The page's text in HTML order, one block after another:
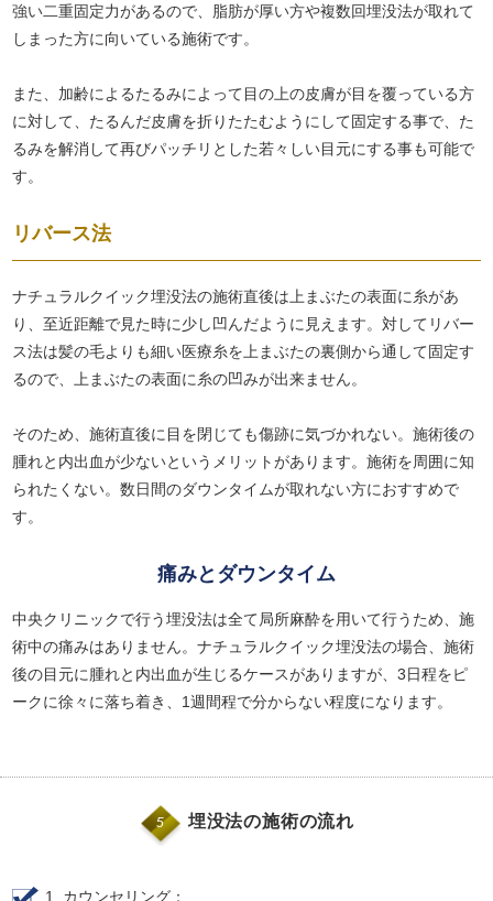
強い二重固定力があるので、脂肪が厚い方や複数回埋没法が取れて
しまった方に向いている施術です。
また、加齢によるたるみによって目の上の皮膚が目を覆っている方
に対して、たるんだ皮膚を折りたたむようにして固定する事で、た
るみを解消して再びパッチリとした若々しい目元にする事も可能で
す。
リバース法
ナチュラルクイック埋没法の施術直後は上まぶたの表面に糸があ
り、至近距離で見た時に少し凹んだように見えます。対してリバー
ス法は髪の毛よりも細い医療糸を上まぶたの裏側から通して固定す
るので、上まぶたの表面に糸の凹みが出来ません。
そのため、施術直後に目を閉じても傷跡に気づかれない。施術後の
腫れと内出血が少ないというメリットがあります。施術を周囲に知
られたくない。数日間のダウンタイムが取れない方におすすめで
す。
痛みとダウンタイム
中央クリニックで行う埋没法は全て局所麻酔を用いて行うため、施
術中の痛みはありません。ナチュラルクイック埋没法の場合、施術
後の目元に腫れと内出血が生じるケースがありますが、3日程をピ
ークに徐々に落ち着き、1週間程で分からない程度になります。
5 埋没法の施術の流れ
1. カウンセリング：